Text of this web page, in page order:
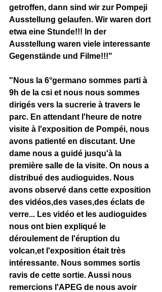
getroffen, dann sind wir zur Pompeji
Ausstellung gelaufen. Wir waren dort
etwa eine Stunde!!! In der
Ausstellung waren viele interessante
Gegenstände und Filme!!!"
"Nous la 6°germano sommes parti à
9h de la csi et nous nous sommes
dirigés vers la sucrerie à travers le
parc. En attendant l'heure de notre
visite à l'exposition de Pompéi, nous
avons patienté en discutant. Une
dame nous a guidé jusqu'à la
première salle de la visite. On nous a
distribué des audioguides. Nous
avons observé dans cette exposition
des vidéos,des vases,des éclats de
verre... Les vidéo et les audioguides
nous ont bien expliqué le
déroulement de l'éruption du
volcan,et l'exposition était très
intéressante. Nous sommes sortis
ravis de cette sortie. Aussi nous
remercions l'APEG de nous avoir